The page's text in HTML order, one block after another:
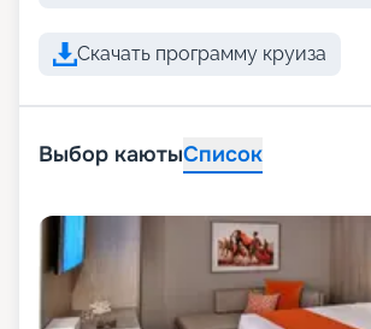
Скачать программу круиза
Выбор каютыСписок